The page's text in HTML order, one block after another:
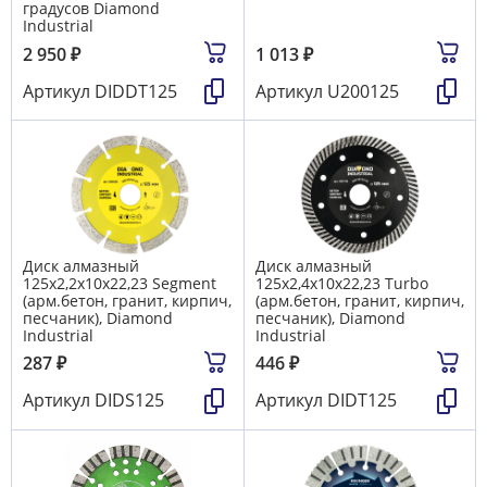
градусов Diamond
Industrial
2 950₽
Артикул DIDDT125
1 013₽
Артикул U200125
Диск алмазный
125x2,2x10х22,23 Segment
(арм.бетон, гранит, кирпич,
песчаник), Diamond
Industrial
287₽
Артикул DIDS125
Диск алмазный
125x2,4x10х22,23 Turbo
(арм.бетон, гранит, кирпич,
песчаник), Diamond
Industrial
446₽
Артикул DIDT125